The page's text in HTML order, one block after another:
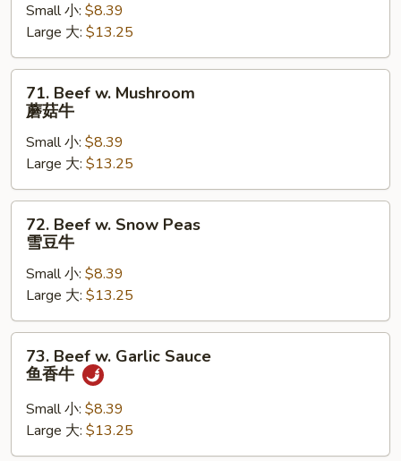
Mixed
Vegetables
杂
菜
Small 小: $8.39
Large 大: $13.25
Beef
Mushroom
菇
牛
71. Beef w. Mushroom
蘑菇牛
Small 小: $8.39
Large 大: $13.25
Beef
Snow
Peas
雪
豆
72. Beef w. Snow Peas
雪豆牛
Small 小: $8.39
Large 大: $13.25
Beef
Garlic
Sauce
鱼
73. Beef w. Garlic Sauce
鱼香牛
Small 小: $8.39
Large 大: $13.25